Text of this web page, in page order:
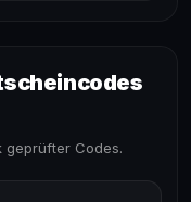
geprüfter Codes.